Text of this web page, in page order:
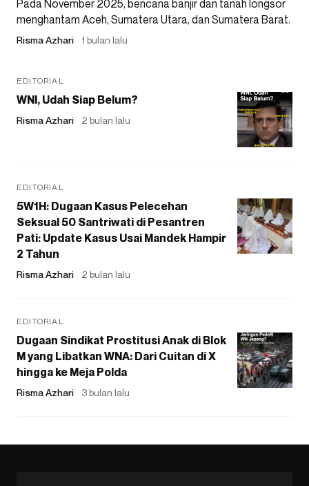
Pada November 2025, bencana banjir dan tanah longsor
menghantam Aceh, Sumatera Utara, dan Sumatera Barat.
Risma Azhari 1 bulan lalu
EDITORIAL
WNI, Udah Siap Belum?
Risma Azhari 2 bulan lalu
EDITORIAL
5W1H: Dugaan Kasus Pelecehan
Seksual 50 Santriwati di Pesantren
Pati: Update Kasus Usai Mandek Hampir
2 Tahun
Risma Azhari 2 bulan lalu
EDITORIAL
Dugaan Sindikat Prostitusi Anak di Blok
M yang Libatkan WNA: Dari Cuitan di X
hingga ke Meja Polda
Risma Azhari 3 bulan lalu